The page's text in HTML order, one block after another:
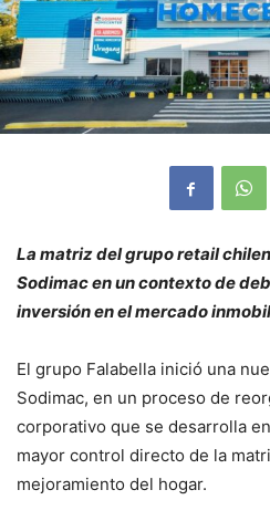
La matriz del grupo retail
Sodimac en un contexto de
inversión en el mercado
El grupo Falabella inició una
Sodimac, en un proceso de
corporativo que se desarrolla
mayor control directo de la
mejoramiento del hogar.